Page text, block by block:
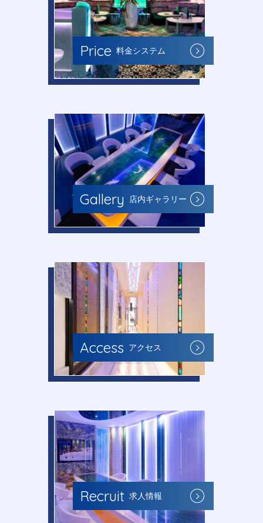
Price 料金システム
Gallery 店内ギャラリー
Access アクセス
Recruit 求人情報